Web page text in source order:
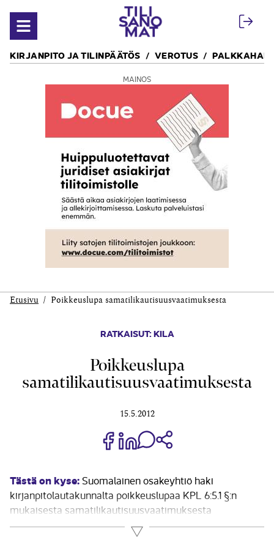
Avaa valikko
KIRJANPITO JA TILINPÄÄTÖS VEROTUS
MAINOS
Etusivu Poikkeuslupa samatilikautisuusvaatimuksesta
RATKAISUT: KILA
Poikkeuslupa
samatilikautisuusvaatimuksesta
15.5.2012
Jaa Share on Facebook
Jaa Share on LinkedIn
Jaa WhatsApp-viestinä
Tästä on kyse: Suomalainen osakeyhtiö haki
kirjanpitolautakunnalta poikkeuslupaa KPL 6:5.1 §:n
mukaisesta samatilikautisuusvaatimuksesta
konsernitilinpäätökseen yhdisteltävien suomalaisten
tytäryritysten osalta. Emoyhtiön tilikausi oli
Lue lisää